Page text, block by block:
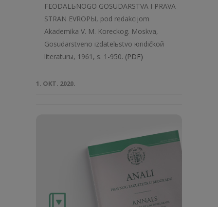
FEODALЬNOGO GOSUDARSTVA I PRAVA
STRAN EVROPЫ, pod redakcijom
Akademika V. M. Koreckog. Moskva,
Gosudarstveno izdatelьstvo юridičkoй
literaturы, 1961, s. 1-950. (PDF)
1. OKT. 2020.